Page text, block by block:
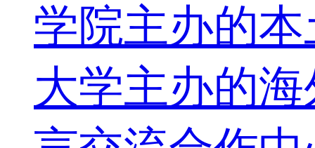
学院主办的
大学主办的